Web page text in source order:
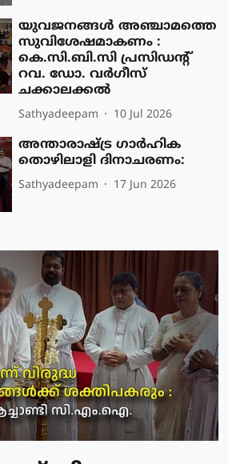
യുവജനങ്ങൾ അഞ്ചാമത്തെ
സുവിശേഷമാകണം :
കെ.സി.ബി.സി പ്രസിഡന്റ്‌
റവ. ഡോ. വർഗീസ്
ചക്കാലക്കൽ
Sathyadeepam 10 Jul 2026
അന്താരാഷ്ട്ര ഗാര്‍ഹിക
തൊഴിലാളി ദിനാചരണം:
Sathyadeepam 17 Jun 2026